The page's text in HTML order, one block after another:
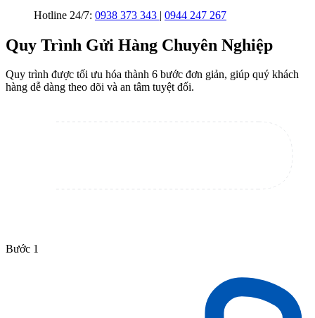
Hotline 24/7: 0938 373 343 | 0944 247 267
Quy Trình Gửi Hàng Chuyên Nghiệp
Quy trình được tối ưu hóa thành 6 bước đơn giản, giúp quý khách
hàng dễ dàng theo dõi và an tâm tuyệt đối.
Bước 1